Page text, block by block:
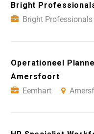
Bright
Bright Professionals
Operationeel
Amersfoort
Eemhart